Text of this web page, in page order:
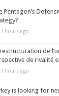
Pentagon’s
hours ago
de
de rivalité
hours ago
is looking for